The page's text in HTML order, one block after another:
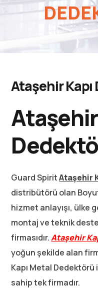
Ataşehir
Ataşehir
Guard SpiritAtaşehir
distribütörü olan
hizmet anlayışı, ülke
montaj ve teknik
firmasıdır.Ataşehir
yoğun şekilde alan
Kapı Metal
sahip tek firmadır.